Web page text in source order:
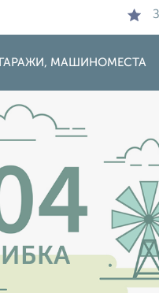
ГАРАЖИ, МАШИНОМЕСТА